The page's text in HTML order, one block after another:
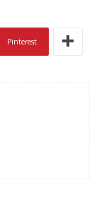
Pinterest